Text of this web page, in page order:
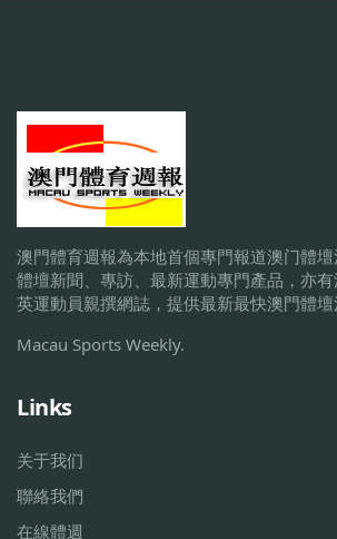
澳門體育週報為本地首個專門報道澳门體壇
體壇新聞、專訪、最新運動專門產品，亦
英運動員親撰網誌，提供最新最快澳門體壇
Macau Sports Weekly.
Links
关于我们
聯絡我們
在線體週